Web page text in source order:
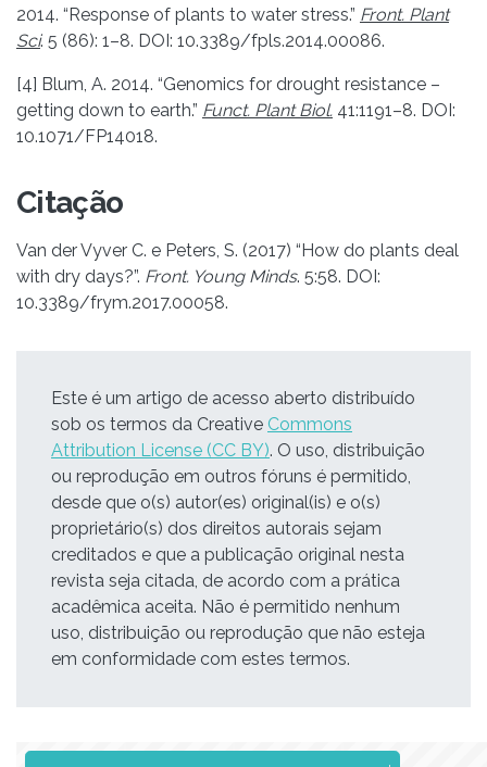
2014. “Response of plants to water stress.” Front. Plant
Sci. 5 (86): 1–8. DOI: 10.3389/fpls.2014.00086.
[4] Blum, A. 2014. “Genomics for drought resistance –
getting down to earth.” Funct. Plant Biol. 41:1191–8. DOI:
10.1071/FP14018.
Citação
Van der Vyver C. e Peters, S. (2017) “How do plants deal
with dry days?”. Front. Young Minds. 5:58. DOI:
10.3389/frym.2017.00058.
Este é um artigo de acesso aberto distribuído
sob os termos da Creative Commons
Attribution License (CC BY). O uso, distribuição
ou reprodução em outros fóruns é permitido,
desde que o(s) autor(es) original(is) e o(s)
proprietário(s) dos direitos autorais sejam
creditados e que a publicação original nesta
revista seja citada, de acordo com a prática
acadêmica aceita. Não é permitido nenhum
uso, distribuição ou reprodução que não esteja
em conformidade com estes termos.